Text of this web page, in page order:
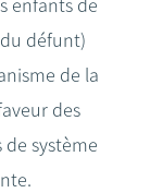
enfants de
défunt)
de la
des
système